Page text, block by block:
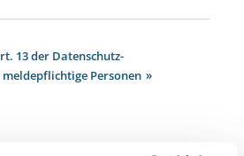
13 der Datenschutz-
Personen